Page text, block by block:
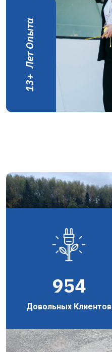
13
+
Лет Опыта
954
Довольных Клиентов